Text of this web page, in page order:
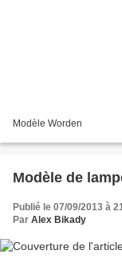
Modèle Worden
Modèle de
Publié le 07/09/2013 à
Par Alex Bikady